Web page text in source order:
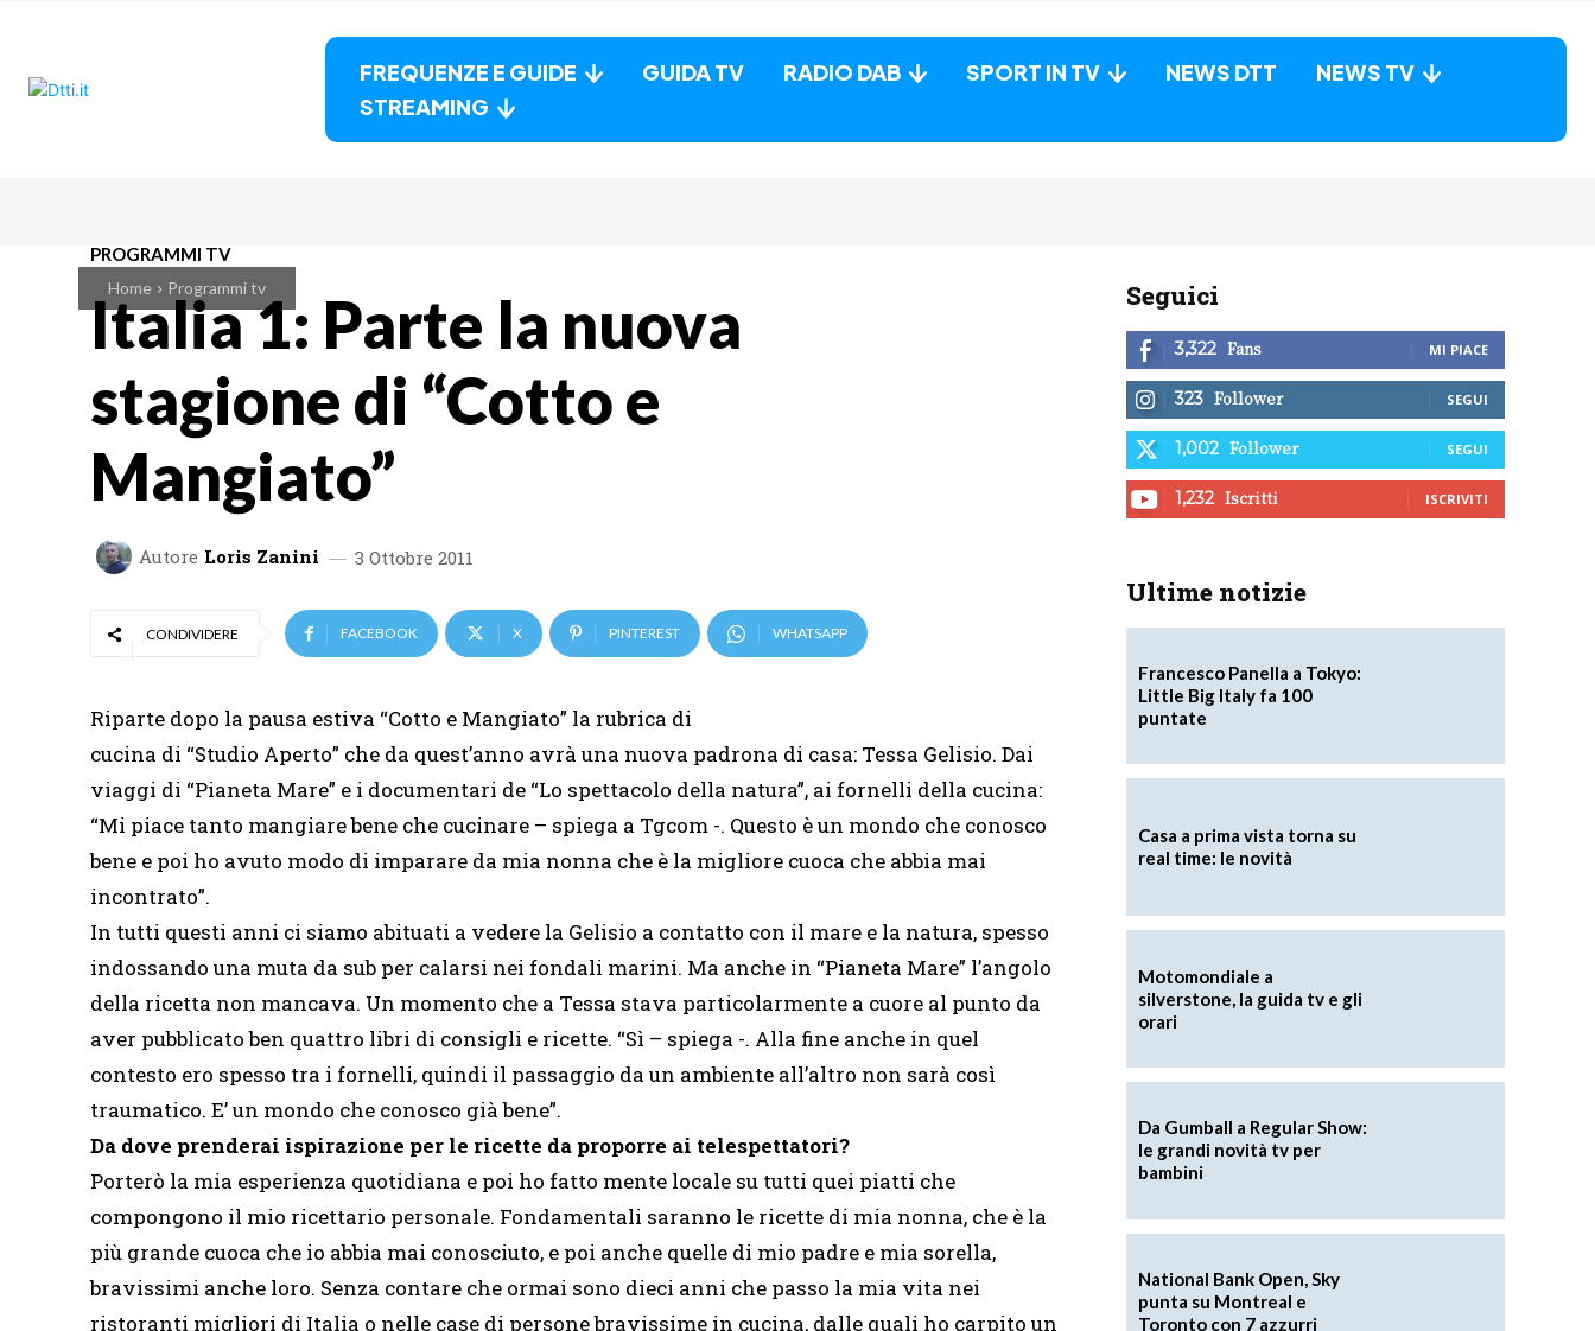
FREQUENZE E GUIDE GUIDA TV RADIO DAB SPORT IN TV NEWS DTT
NEWS TV
STREAMING
Home Programmi tv
PROGRAMMI TV
Italia 1: Parte la nuova
stagione di “Cotto e
Mangiato”
Autore Loris Zanini 3 Ottobre 2011
CONDIVIDERE FACEBOOK X PINTEREST WHATSAPP
Riparte dopo la pausa estiva “Cotto e Mangiato” la rubrica di
cucina di “Studio Aperto” che da quest’anno avrà una nuova padrona di casa: Tessa Gelisio. Dai
viaggi di “Pianeta Mare” e i documentari de “Lo spettacolo della natura”, ai fornelli della cucina:
“Mi piace tanto mangiare bene che cucinare – spiega a Tgcom -. Questo è un mondo che conosco
bene e poi ho avuto modo di imparare da mia nonna che è la migliore cuoca che abbia mai
incontrato”.
In tutti questi anni ci siamo abituati a vedere la Gelisio a contatto con il mare e la natura, spesso
indossando una muta da sub per calarsi nei fondali marini. Ma anche in “Pianeta Mare” l’angolo
della ricetta non mancava. Un momento che a Tessa stava particolarmente a cuore al punto da
aver pubblicato ben quattro libri di consigli e ricette. “Sì – spiega -. Alla fine anche in quel
contesto ero spesso tra i fornelli, quindi il passaggio da un ambiente all’altro non sarà così
traumatico. E’ un mondo che conosco già bene”.
Da dove prenderai ispirazione per le ricette da proporre ai telespettatori?
Porterò la mia esperienza quotidiana e poi ho fatto mente locale su tutti quei piatti che
compongono il mio ricettario personale. Fondamentali saranno le ricette di mia nonna, che è la
più grande cuoca che io abbia mai conosciuto, e poi anche quelle di mio padre e mia sorella,
bravissimi anche loro. Senza contare che ormai sono dieci anni che passo la mia vita nei
ristoranti migliori di Italia o nelle case di persone bravissime in cucina, dalle quali ho carpito un
Seguici
3,322 Fans MI PIACE
323 Follower SEGUI
1,002 Follower SEGUI
1,232 Iscritti ISCRIVITI
Ultime notizie
Francesco Panella a Tokyo:
Little Big Italy fa 100
puntate
Casa a prima vista torna su
real time: le novità
Motomondiale a
silverstone, la guida tv e gli
orari
Da Gumball a Regular Show:
le grandi novità tv per
bambini
National Bank Open, Sky
punta su Montreal e
Toronto con 7 azzurri